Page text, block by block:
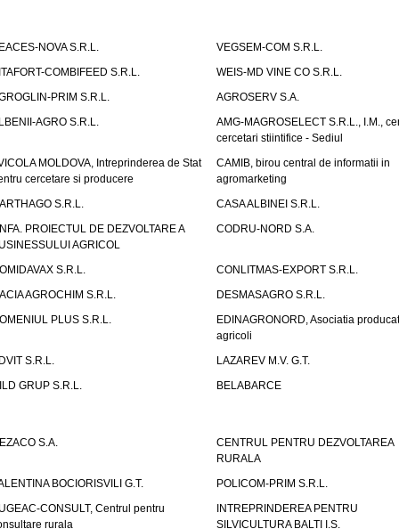
NOVA S.R.L.
VEGSEM-COM S.R.L.
COMBIFEED S.R.L.
WEIS-MD VINE CO S.R.L.
PRIM S.R.L.
AGROSERV S.A.
AGRO S.R.L.
AMG-MAGROSELECT S.R.L., I.M.,
cercetari stiintifice - Sediul
MOLDOVA, Intreprinderea de Stat
cercetare si producere
CAMIB, birou central de informatii in
agromarketing
S.R.L.
CASA ALBINEI S.R.L.
PROIECTUL DE DEZVOLTARE A
AGRICOL
CODRU-NORD S.A.
S.R.L.
CONLITMAS-EXPORT S.R.L.
AGROCHIM S.R.L.
DESMASAGRO S.R.L.
PLUS S.R.L.
EDINAGRONORD, Asociatia
agricoli
S.R.L.
LAZAREV M.V. G.T.
GRUP S.R.L.
BELABARCE
S.A.
CENTRUL PENTRU DEZVOLTAREA
RURALA
BOCIORISVILI G.T.
POLICOM-PRIM S.R.L.
CONSULT, Centrul pentru
rurala
INTREPRINDEREA PENTRU
SILVICULTURA BALTI I.S.